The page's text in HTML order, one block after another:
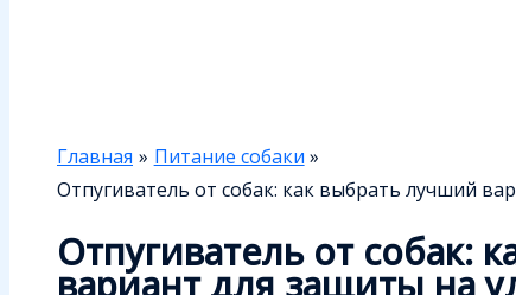
Главная
Питание собаки
Отпугиватель от собак: как выбрать лучший
Отпугиватель от собак:
вариант для защиты на